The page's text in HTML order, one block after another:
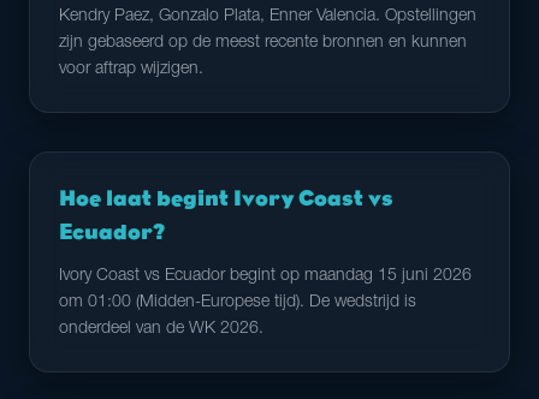
Kendry Paez, Gonzalo Plata, Enner Valencia. Opstellingen
zijn gebaseerd op de meest recente bronnen en kunnen
voor aftrap wijzigen.
Hoe laat begint Ivory Coast vs
Ecuador?
Ivory Coast vs Ecuador begint op maandag 15 juni 2026
om 01:00 (Midden-Europese tijd). De wedstrijd is
onderdeel van de WK 2026.